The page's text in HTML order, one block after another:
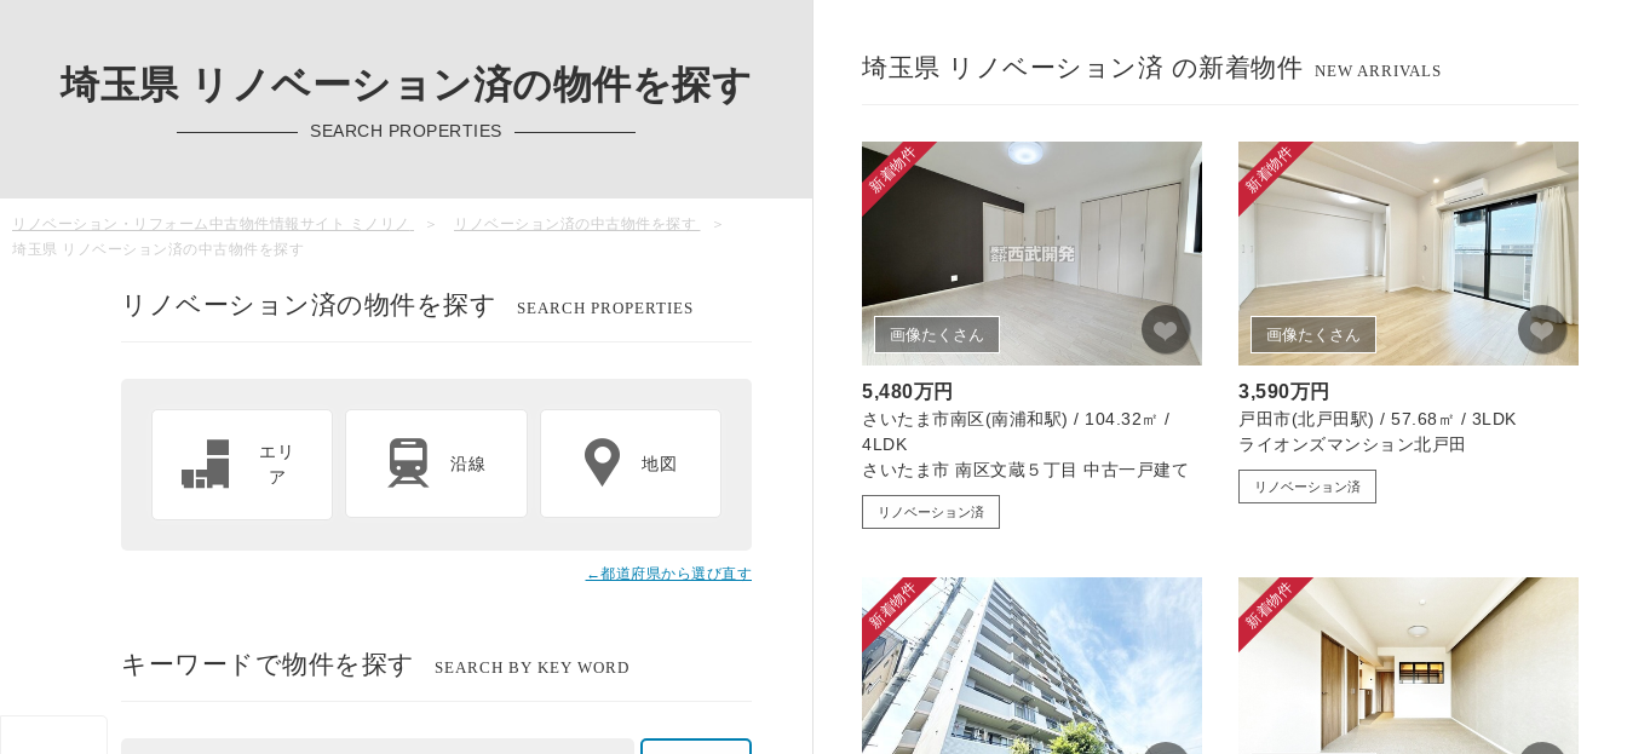
埼玉県 リノベーション済の物件を探す
SEARCH PROPERTIES
リノベーション・リフォーム中古物件情報サイト ミノリノ
リノベーション済の中古物件を探す
埼玉県 リノベーション済の中古物件を探す
リノベーション済の物件を探す SEARCH PROPERTIES
エリ
ア
沿線 地図
←都道府県から選び直す
キーワードで物件を探す SEARCH BY KEY WORD
埼玉県 リノベーション済 の新着物件 NEW ARRIVALS
新着物件
画像たくさん
5,480万円
さいたま市南区(南浦和駅) / 104.32㎡ /
4LDK
さいたま市 南区文蔵５丁目 中古一戸建て
リノベーション済
新着物件
画像たくさん
3,590万円
戸田市(北戸田駅) / 57.68㎡ / 3LDK
ライオンズマンション北戸田
リノベーション済
新着物件 新着物件